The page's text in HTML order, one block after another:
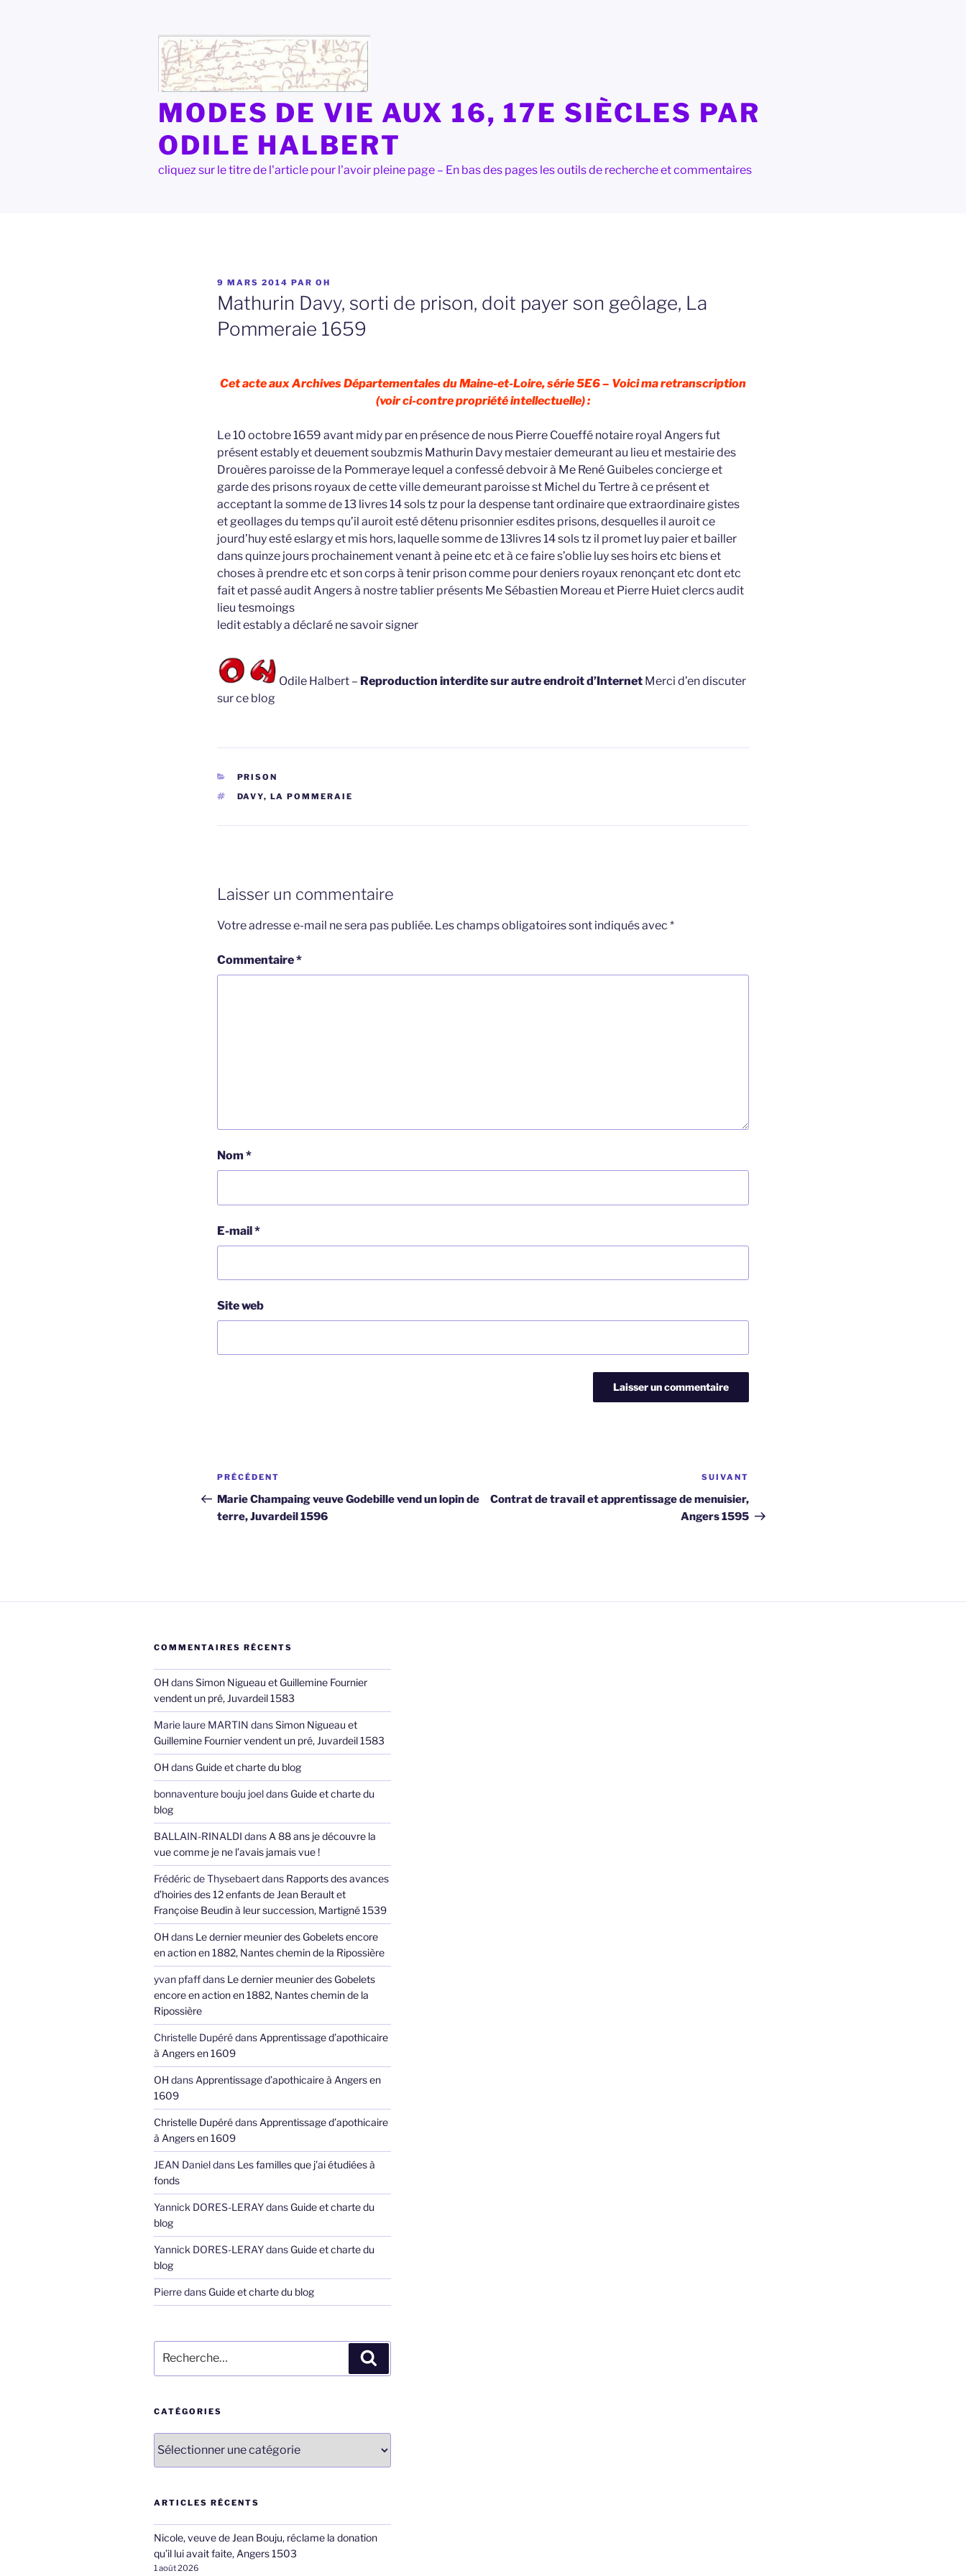
MODES DE VIE AUX 16, 17E SIÈCLES PAR
ODILE HALBERT
cliquez sur le titre de l'article pour l'avoir pleine page – En bas des pages les outils de recherche et commentaires
PUBLIÉ
LE
9 MARS 2014 PAR OH
Mathurin Davy, sorti de prison, doit payer son geôlage, La
Pommeraie 1659
Cet acte aux Archives Départementales du Maine-et-Loire, série 5E6 – Voici ma retranscription
(voir ci-contre propriété intellectuelle) :
Le 10 octobre 1659 avant midy par en présence de nous Pierre Coueffé notaire royal Angers fut
présent estably et deuement soubzmis Mathurin Davy mestaier demeurant au lieu et mestairie des
Drouères paroisse de la Pommeraye lequel a confessé debvoir à Me René Guibeles concierge et
garde des prisons royaux de cette ville demeurant paroisse st Michel du Tertre à ce présent et
acceptant la somme de 13 livres 14 sols tz pour la despense tant ordinaire que extraordinaire gistes
et geollages du temps qu’il auroit esté détenu prisonnier esdites prisons, desquelles il auroit ce
jourd’huy esté eslargy et mis hors, laquelle somme de 13livres 14 sols tz il promet luy paier et bailler
dans quinze jours prochainement venant à peine etc et à ce faire s’oblie luy ses hoirs etc biens et
choses à prendre etc et son corps à tenir prison comme pour deniers royaux renonçant etc dont etc
fait et passé audit Angers à nostre tablier présents Me Sébastien Moreau et Pierre Huiet clercs audit
lieu tesmoings
ledit estably a déclaré ne savoir signer
Odile Halbert – Reproduction interdite sur autre endroit d’Internet Merci d’en discuter
sur ce blog
CATÉGORIES
PRISON
ÉTIQUETTES
DAVY, LA POMMERAIE
Laisser un commentaire
Votre adresse e-mail ne sera pas publiée. Les champs obligatoires sont indiqués avec *
Commentaire*
Nom *
E-mail*
Site web
Navigation
de
l’article
Article
précédent
PRÉCÉDENT
Marie Champaing veuve Godebille vend un lopin de
terre, Juvardeil 1596
SUIVANT
Contrat de travail et apprentissage de menuisier,
Angers 1595
COMMENTAIRES RÉCENTS
OH dansSimon Nigueau et Guillemine Fournier
vendent un pré, Juvardeil 1583
Marie laure MARTIN dansSimon Nigueau et
Guillemine Fournier vendent un pré, Juvardeil 1583
OH dans Guide et charte du blog
bonnaventure bouju joeldans Guide et charte du
blog
BALLAIN-RINALDI dans A 88 ans je découvre la
vue comme je ne l’avais jamais vue !
Frédéric de Thysebaertdans Rapports des avances
d’hoiries des 12 enfants de Jean Berault et
Françoise Beudin à leur succession, Martigné 1539
OH dans Le dernier meunier des Gobelets encore
en action en 1882, Nantes chemin de la Ripossière
yvan pfaffdans Le dernier meunier des Gobelets
encore en action en 1882, Nantes chemin de la
Ripossière
Christelle Dupérédans Apprentissage d’apothicaire
à Angers en 1609
OH dans Apprentissage d’apothicaire à Angers en
1609
Christelle Dupérédans Apprentissage d’apothicaire
à Angers en 1609
JEAN Danieldans Les familles que j’ai étudiées à
fonds
Yannick DORES-LERAYdans Guide et charte du
blog
Yannick DORES-LERAYdans Guide et charte du
blog
Pierredans Guide et charte du blog
pour
:
CATÉGORIES
ARTICLES RÉCENTS
Nicole, veuve de Jean Bouju, réclame la donation
qu’il lui avait faite, Angers 1503
1 août 2026